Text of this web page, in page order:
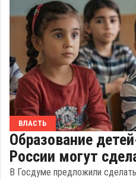
ВЛАСТЬ
Образование
России могут
В Госдуме предложили